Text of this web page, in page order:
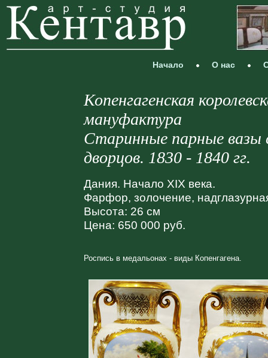
Начало О нас
Копенгагенская
мануфактура
Старинные парные вазы
дворцов. 1830 - 1840 гг.
Дания. Начало XIX века.
Фарфор, золочение,
Высота: 26 см
Цена: 650 000 руб.
Роспись в медальонах - виды Копенгагена.